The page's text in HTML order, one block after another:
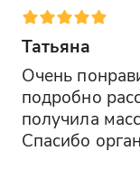
Татьяна
Очень
подробно
получила
Спасибо